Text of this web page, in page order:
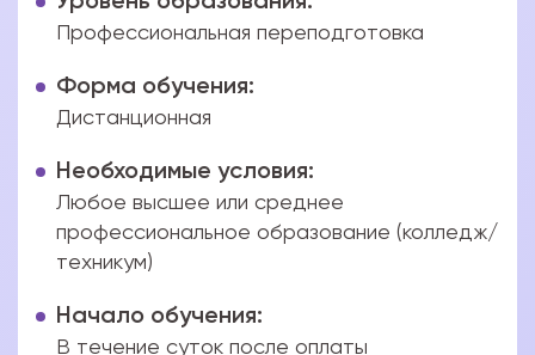
Профессиональная переподготовка
Форма обучения:
Дистанционная
Необходимые условия:
Любое высшее или среднее
профессиональное образование (колледж/
техникум)
Начало обучения:
В течение суток после оплаты